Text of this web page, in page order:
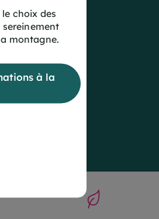
choix des
montagne.
à la